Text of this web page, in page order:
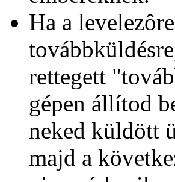
Ha a
rettegett
gépen állítod
neked küldött
majd a